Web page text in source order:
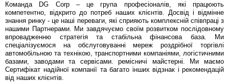
Команда DG Corp – це група професіоналів, які працюють
компетентно, відкрито до потреб наших клієнтів. Досвід і відмінне
знання ринку - це наші переваги, які сприяють комплексній співпраці з
нашими Партнерами. Ми завдячуємо своїм розвитком послідовному
впровадженню стратегія та стабільна фінансова база. Ми
спеціалізуємося на обслуговуванні мереж роздрібної торгівлі
автомобільною та технікою, транспортними компаніями, логістичними
базами, заводами та сервісами. ремісничі майстерні. Ми маємо
Сертифікат надійної компанії та багато інших відзнак і рекомендацій
від наших клієнтів.